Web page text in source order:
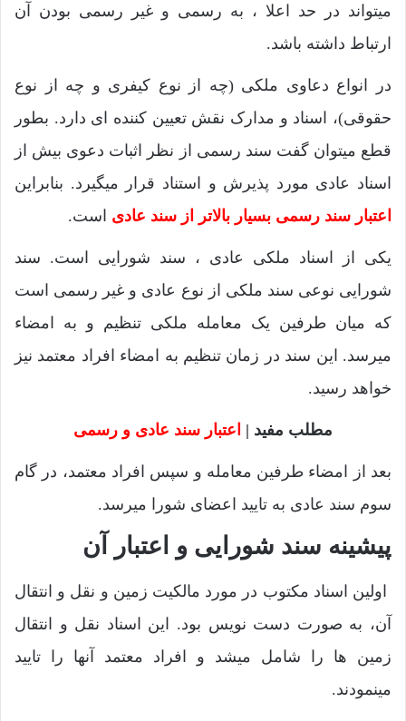
میتواند در حد اعلا ، به رسمی و غیر رسمی بودن آن
ارتباط داشته باشد.
در انواع دعاوی ملکی (چه از نوع کیفری و چه از نوع
حقوقی)، اسناد و مدارک نقش تعیین کننده ای دارد. بطور
قطع میتوان گفت سند رسمی از نظر اثبات دعوی بیش از
اسناد عادی مورد پذیرش و استناد قرار میگیرد. بنابراین
اعتبار سند رسمی بسیار بالاتر از سند عادی است.
یکی از اسناد ملکی عادی ، سند شورایی است. سند
شورایی نوعی سند ملکی از نوع عادی و غیر رسمی است
که میان طرفین یک معامله ملکی تنظیم و به امضاء
میرسد. این سند در زمان تنظیم به امضاء افراد معتمد نیز
خواهد رسید.
مطلب مفید | اعتبار سند عادی و رسمی
بعد از امضاء طرفین معامله و سپس افراد معتمد، در گام
سوم سند عادی به تایید اعضای شورا میرسد.
پیشینه سند شورایی و اعتبار آن
اولین اسناد مکتوب در مورد مالکیت زمین و نقل و انتقال
آن، به صورت دست نویس بود. این اسناد نقل و انتقال
زمین ها را شامل میشد و افراد معتمد آنها را تایید
مینمودند.